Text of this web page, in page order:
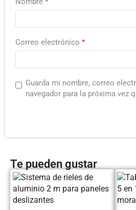
Correo electrónico *
Guarda mi nombre, correo
navegador para la próxima vez
Te pueden gustar